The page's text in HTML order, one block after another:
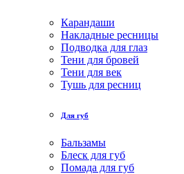
Карандаши
Накладные ресницы
Подводка для глаз
Тени для бровей
Тени для век
Тушь для ресниц
Для губ
Бальзамы
Блеск для губ
Помада для губ